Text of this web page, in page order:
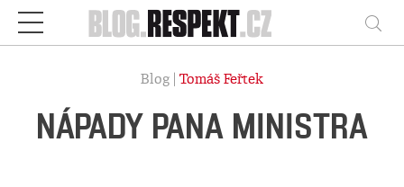
Respekt
Blog | Tomáš Feřtek
NÁPADY PANA MINISTRA